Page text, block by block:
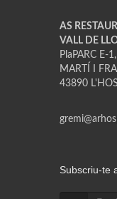
AS
VALL DE
PlaPARC E-
MARTÍ I
43890
Subscriu-te